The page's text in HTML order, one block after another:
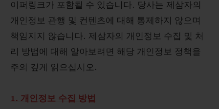
이퍼링크가 포함될 수 있습니다. 당사는 제삼자의
개인정보 관행 및 컨텐츠에 대해 통제하지 않으며
책임지지 않습니다. 제삼자의 개인정보 수집 및 처
리 방법에 대해 알아보려면 해당 개인정보 정책을
주의 깊게 읽으십시오.
1. 개인정보 수집 방법